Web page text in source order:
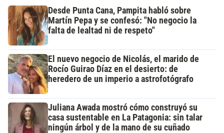
Desde Punta Cana, Pampita habló sobre
Martín Pepa y se confesó: "No negocio la
falta de lealtad ni de respeto"
El nuevo negocio de Nicolás, el marido de
Rocío Guirao Díaz en el desierto: de
heredero de un imperio a astrofotógrafo
Juliana Awada mostró cómo construyó su
casa sustentable en La Patagonia: sin talar
ningún árbol y de la mano de su cuñado